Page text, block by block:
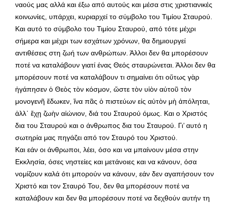
ναούς μας αλλά και έξω από αυτούς και μέσα στις χριστιανικές
κοινωνίες, υπάρχει, κυριαρχεί το σύμβολο του Τιμίου Σταυρού.
Και αυτό το σύμβολο του Τιμίου Σταυρού, από τότε μέχρι
σήμερα και μέχρι των εσχάτων χρόνων, θα δημιουργεί
αντιθέσεις στη ζωή των ανθρώπων. Άλλοι δεν θα μπορέσουν
ποτέ να καταλάβουν γιατί ένας Θεός σταυρώνεται. Άλλοι δεν θα
μπορέσουν ποτέ να καταλάβουν τι σημαίνει ότι οὕτως γὰρ
ἠγάπησεν ὁ Θεὸς τὸν κόσμον, ὥστε τὸν υἱὸν αὐτοῦ τὸν
μονογενῆ ἔδωκεν, ἵνα πᾶς ὁ πιστεύων εἰς αὐτὸν μὴ ἀπόληται,
ἀλλ᾿ ἔχῃ ζωὴν αἰώνιον, διά του Σταυρού όμως. Και ο Χριστός
δια του Σταυρού και ο άνθρωπος δια του Σταυρού. Γι’ αυτό η
σωτηρία μας πηγάζει από τον Σταυρό του Χριστού.
Και εάν οι άνθρωποι, λέει, όσο και να μπαίνουν μέσα στην
Εκκλησία, όσες νηστείες και μετάνοιες και να κάνουν, όσα
νομίζουν καλά ότι μπορούν να κάνουν, εάν δεν αγαπήσουν τον
Χριστό και τον Σταυρό Του, δεν θα μπορέσουν ποτέ να
καταλάβουν και δεν θα μπορέσουν ποτέ να δεχθούν αυτήν τη